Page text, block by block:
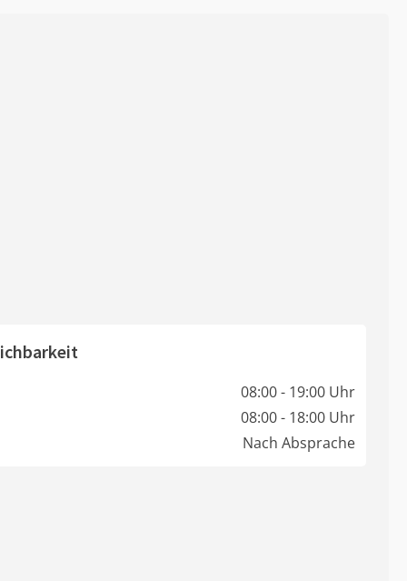
08:00 - 19:00 Uhr
08:00 - 18:00 Uhr
Nach Absprache